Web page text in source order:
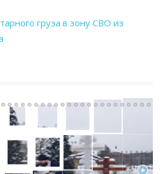
груза в зону СВО из